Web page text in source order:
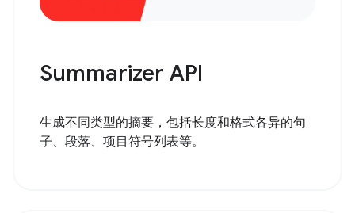
Summarizer API
生成不同类型的摘要，包括长度和格式各异的句
子、段落、项目符号列表等。